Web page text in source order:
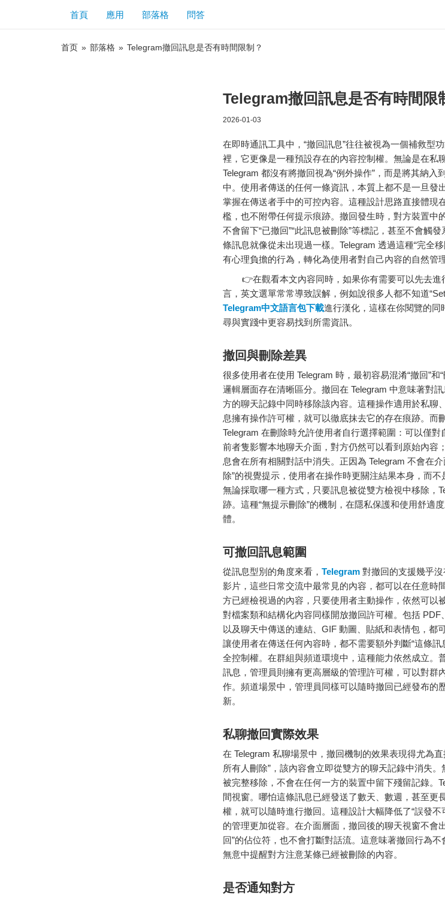
首頁 應用 部落格 問答
首页 » 部落格 » Telegram撤回訊息是否有時間限制？
Telegram撤回訊息是否有時間限
2026-01-03
在即時通訊工具中，“撤回訊息”往往被視為一個補救型
裡，它更像是一種預設存在的內容控制權。無論是在私
Telegram 都沒有將撤回視為“例外操作”，而是將其納入
中。使用者傳送的任何一條資訊，本質上都不是一旦發
掌握在傳送者手中的可控內容。這種設計思路直接體現
檻，也不附帶任何提示痕跡。撤回發生時，對方裝置中
不會留下“已撤回”“此訊息被刪除”等標記，甚至不會觸
條訊息就像從未出現過一樣。Telegram 透過這種“完全
有心理負擔的行為，轉化為使用者對自己內容的自然管理
👉在觀看本文內容同時，如果你有需要可以先去進
言，英文選單常常導致誤解，例如說很多人都不知道
Telegram中文語言包下載進行漢化，這樣在你閱覽的同
尋與實踐中更容易找到所需資訊。
撤回與刪除差異
很多使用者在使用 Telegram 時，最初容易混淆“撤回”和
邏輯層面存在清晰區分。撤回在 Telegram 中意味著對
方的聊天記錄中同時移除該內容。這種操作適用於私聊
息擁有操作許可權，就可以徹底抹去它的存在痕跡。而
Telegram 在刪除時允許使用者自行選擇範圍：可以僅對
前者隻影響本地聊天介面，對方仍然可以看到原始內容
息會在所有相關對話中消失。正因為 Telegram 不會在介
除”的視覺提示，使用者在操作時更關注結果本身，而不
無論採取哪一種方式，只要訊息被從雙方檢視中移除，
跡。這種“無提示刪除”的機制，在隱私保護和使用舒適
體。
可撤回訊息範圍
從訊息型別的角度來看， Telegram 對撤回的支援幾乎沒
影片，這些日常交流中最常見的內容，都可以在任意時
方已經檢視過的內容，只要使用者主動操作，依然可以
對檔案類和結構化內容同樣開放撤回許可權。包括 PDF
以及聊天中傳送的連結、GIF 動圖、貼紙和表情包，都
讓使用者在傳送任何內容時，都不需要額外判斷“這條
全控制權。在群組與頻道環境中，這種能力依然成立。
訊息，管理員則擁有更高層級的管理許可權，可以對群
作。頻道場景中，管理員同樣可以隨時撤回已經發布的
新。
私聊撤回實際效果
在 Telegram 私聊場景中，撤回機制的效果表現得尤為
所有人刪除”，該內容會立即從雙方的聊天記錄中消失
被完整移除，不會在任何一方的裝置中留下殘留記錄。
間視窗。哪怕這條訊息已經發送了數天、數週，甚至更
權，就可以隨時進行撤回。這種設計大幅降低了“誤發
的管理更加從容。在介面層面，撤回後的聊天視窗不會
回”的佔位符，也不會打斷對話流。這意味著撤回行為
無意中提醒對方注意某條已經被刪除的內容。
是否通知對方